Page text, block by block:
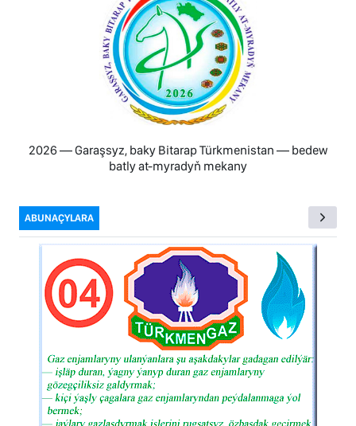
2026 — Garaşsyz, baky Bitarap Türkmenistan — bedew
batly at-myradyň mekany
ABUNAÇYLARA